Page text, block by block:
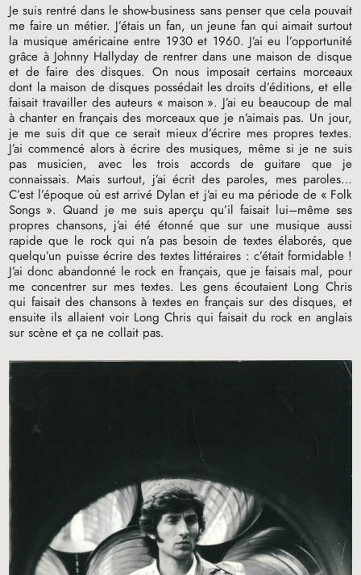
Je suis rentré dans le show-business sans penser que cela pouvait
me faire un métier. J’étais un fan, un jeune fan qui aimait surtout
la musique américaine entre 1930 et 1960. J’ai eu l’opportunité
grâce à Johnny Hallyday de rentrer dans une maison de disque
et de faire des disques. On nous imposait certains morceaux
dont la maison de disques possédait les droits d’éditions, et elle
faisait travailler des auteurs « maison ». J’ai eu beaucoup de mal
à chanter en français des morceaux que je n’aimais pas. Un jour,
je me suis dit que ce serait mieux d’écrire mes propres textes.
J’ai commencé alors à écrire des musiques, même si je ne suis
pas musicien, avec les trois accords de guitare que je
connaissais. Mais surtout, j’ai écrit des paroles, mes paroles…
C’est l’époque où est arrivé Dylan et j’ai eu ma période de « Folk
Songs ». Quand je me suis aperçu qu’il faisait lui–même ses
propres chansons, j’ai été étonné que sur une musique aussi
rapide que le rock qui n’a pas besoin de textes élaborés, que
quelqu’un puisse écrire des textes littéraires : c’était formidable !
J’ai donc abandonné le rock en français, que je faisais mal, pour
me concentrer sur mes textes. Les gens écoutaient Long Chris
qui faisait des chansons à textes en français sur des disques, et
ensuite ils allaient voir Long Chris qui faisait du rock en anglais
sur scène et ça ne collait pas.